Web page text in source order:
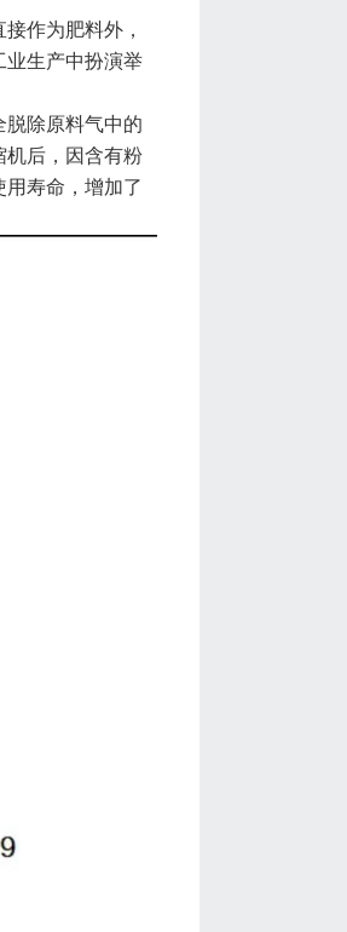
作为肥料外，
业生产中扮演举
除原料气中的
机后，因含有粉
寿命，增加了